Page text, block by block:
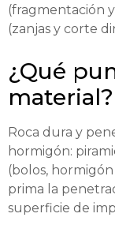
(fragmentación
(zanjas y corte
¿Qué
material?
Roca dura y
hormigón:
(bolos,
prima la
superficie de